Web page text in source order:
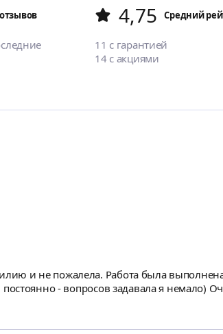
4,75 Cредний
11 с гарантией
14 с акциями
и не пожалела. Работа была
- вопросов задавала я немало)